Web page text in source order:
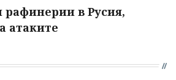
рафинерии в Русия,
атаките